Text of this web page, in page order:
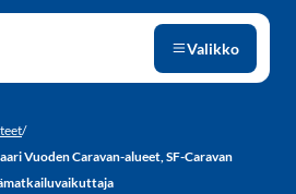
Valikko
/
Vuoden Caravan-alueet, SF-Caravan